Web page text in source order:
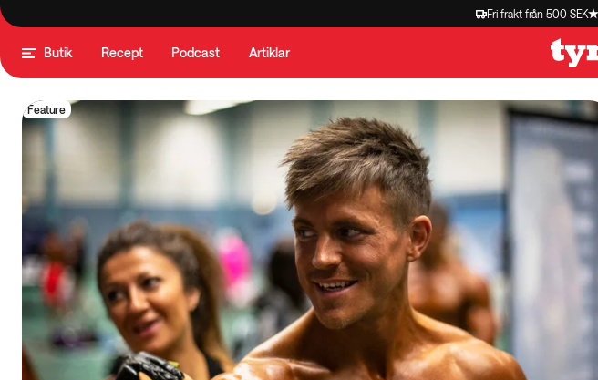
Fri frakt från 500 SEK
Butik Recept Podcast Artiklar
Feature